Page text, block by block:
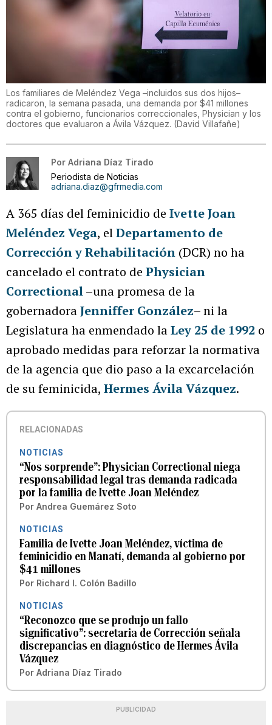
Los familiares de Meléndez Vega –incluidos sus dos hijos–
radicaron, la semana pasada, una demanda por $41 millones
contra el gobierno, funcionarios correccionales, Physician y los
doctores que evaluaron a Ávila Vázquez. (David Villafañe)
Por Adriana Díaz Tirado
Periodista de Noticias
adriana.diaz@gfrmedia.com
A 365 días del feminicidio de Ivette Joan
Meléndez Vega, elDepartamento de
Corrección y Rehabilitación (DCR) no ha
cancelado el contrato de Physician
Correctional–una promesa de la
gobernadoraJenniffer González– ni la
Legislatura ha enmendado laLey 25 de 1992 o
aprobado medidas para reforzar la normativa
de la agencia que dio paso a la excarcelación
de su feminicida, Hermes Ávila Vázquez.
RELACIONADAS
NOTICIAS
“Nos sorprende”: Physician Correctional niega
responsabilidad legal tras demanda radicada
por la familia de Ivette Joan Meléndez
Por Andrea Guemárez Soto
NOTICIAS
Familia de Ivette Joan Meléndez, víctima de
feminicidio en Manatí, demanda al gobierno por
$41 millones
Por Richard I. Colón Badillo
NOTICIAS
“Reconozco que se produjo un fallo
significativo”: secretaria de Corrección señala
discrepancias en diagnóstico de Hermes Ávila
Vázquez
Por Adriana Díaz Tirado
PUBLICIDAD